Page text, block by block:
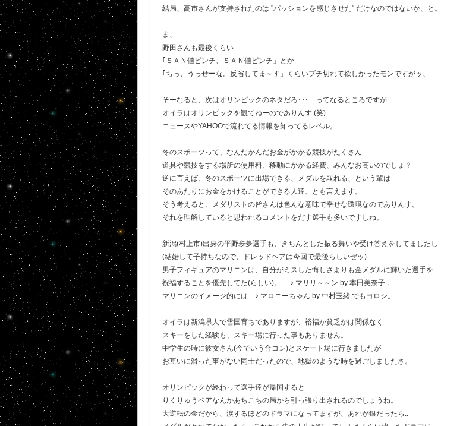
結局、高市さんが支持されたのは "パッションを感じさせた" だけなのではないか、と。
ま、
野田さんも最後くらい
｢ＳＡＮ値ピンチ、ＳＡＮ値ピンチ」とか
｢ちっ、うっせーな。反省してま～す」くらいブチ切れて欲しかったモンですがッ、
そーなると、次はオリンピックのネタだろ･･･ ってなるところですが
オイラはオリンピックを観てねーのでありんす (笑)
ニュースやYAHOOで流れてる情報を知ってるレベル。
冬のスポーツって、なんだかんだお金がかかる競技がたくさん
道具や競技をする場所の使用料、移動にかかる経費、みんなお高いのでしょ？
逆に言えば、冬のスポーツに出場できる、メダルを取れる、という輩は
そのあたりにお金をかけることができる人達、とも言えます。
そう考えると、メダリストの皆さんは色んな意味で幸せな環境なのでありんす。
それを理解していると思われるコメントをだす選手も多いですしね。
新潟(村上市)出身の平野歩夢選手も、きちんとした振る舞いや受け答えをしてましたし
(結婚して子持ちなので、ドレッドヘアは今回で最後らしいぜッ)
男子フィギュアのマリニンは、自分がミスした悔しさよりも金メダルに輝いた選手を
祝福することを優先してた(らしい)。 ♪ マリリ～～ン by 本田美奈子．
マリニンのイメージ的には ♪ マロニーちゃん by 中村玉緒 でもヨロシ。
オイラは新潟県人で雪国育ちでありますが、裕福か貧乏かは関係なく
スキーをした経験も、スキー場に行った事もありません。
中学生の時に彼女さん(今でいう合コン)とスケート場に行きましたが
お互いに滑った事がない同士だったので、地獄のような時を過ごしましたさ。
オリンピックが終わって選手達が帰国すると
りくりゅうペアなんかあちこちの局から引っ張り出されるのでしょうね。
大逆転の金だから、涙するほどのドラマになってますが、あれが銀だったら..